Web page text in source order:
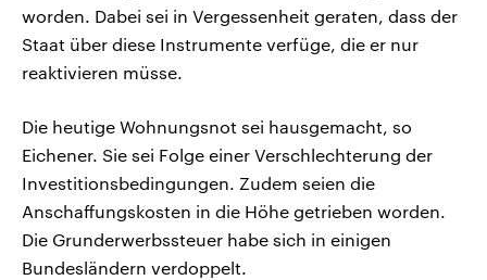
worden. Dabei sei in Vergessenheit geraten, dass der
Staat über diese Instrumente verfüge, die er nur
reaktivieren müsse.
Die heutige Wohnungsnot sei hausgemacht, so
Eichener. Sie sei Folge einer Verschlechterung der
Investitionsbedingungen. Zudem seien die
Anschaffungskosten in die Höhe getrieben worden.
Die Grunderwerbssteuer habe sich in einigen
Bundesländern verdoppelt.